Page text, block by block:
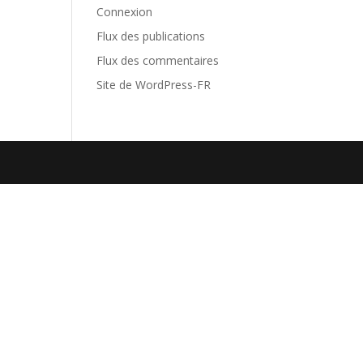
Connexion
Flux des publications
Flux des commentaires
Site de WordPress-FR